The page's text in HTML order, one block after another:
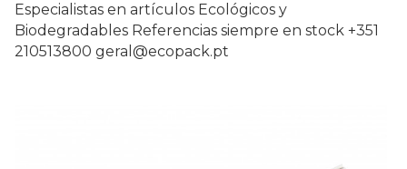
Especialistas en artículos Ecológicos y
Biodegradables Referencias siempre en stock +351
210513800 geral@ecopack.pt